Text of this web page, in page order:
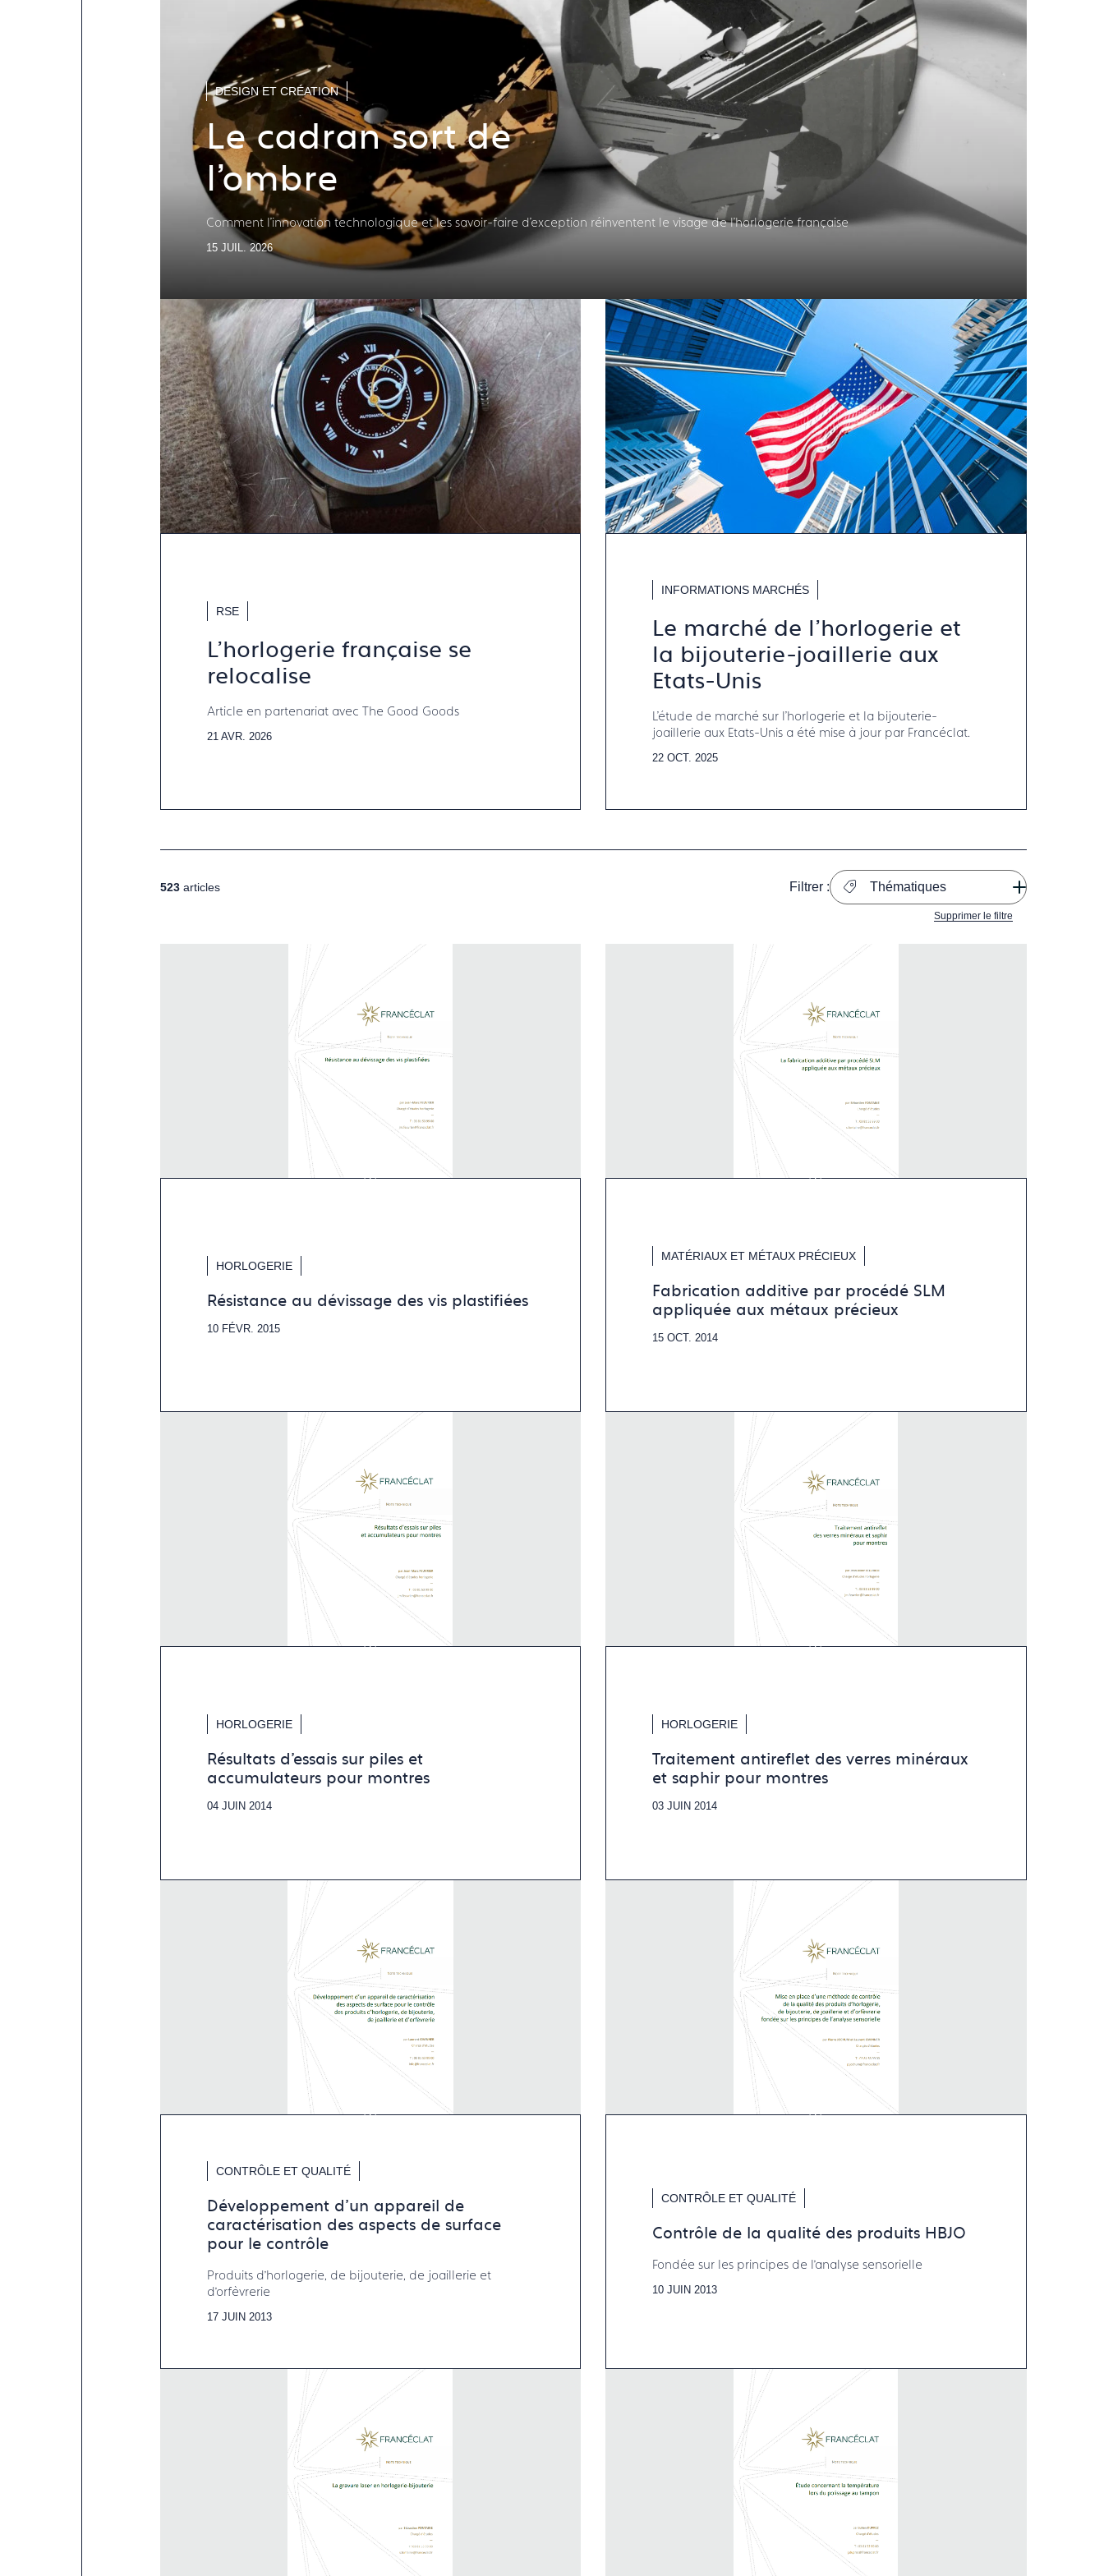
DESIGN ET CRÉATION
Le cadran sort de
l'ombre
Comment l'innovation technologique et les savoir-faire d'exception réinventent le visage de l'horlogerie française
15 JUIL. 2026
RSE
L'horlogerie française se
relocalise
Article en partenariat avec The Good Goods
21 AVR. 2026
INFORMATIONS MARCHÉS
Le marché de l'horlogerie et
la bijouterie-joaillerie aux
Etats-Unis
L'étude de marché sur l'horlogerie et la bijouterie-
joaillerie aux Etats-Unis a été mise à jour par Francéclat.
22 OCT. 2025
523articles Filtrer : Thématiques
Supprimer le filtre
HORLOGERIE
Résistance au dévissage des vis plastifiées
10 FÉVR. 2015
MATÉRIAUX ET MÉTAUX PRÉCIEUX
Fabrication additive par procédé SLM
appliquée aux métaux précieux
15 OCT. 2014
HORLOGERIE
Résultats d’essais sur piles et
accumulateurs pour montres
04 JUIN 2014
HORLOGERIE
Traitement antireflet des verres minéraux
et saphir pour montres
03 JUIN 2014
CONTRÔLE ET QUALITÉ
Développement d’un appareil de
caractérisation des aspects de surface
pour le contrôle
Produits d’horlogerie, de bijouterie, de joaillerie et
d’orfèvrerie
17 JUIN 2013
CONTRÔLE ET QUALITÉ
Contrôle de la qualité des produits HBJO
Fondée sur les principes de l’analyse sensorielle
10 JUIN 2013